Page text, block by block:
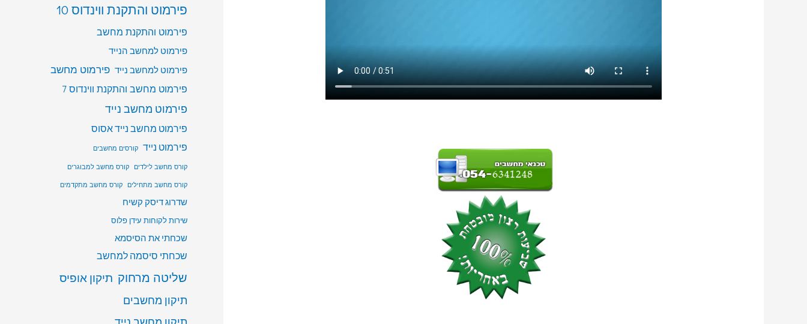
פירמוט והתקנת ווינדוס 10
פירמוט והתקנת מחשב
פירמוט למחשב הנייד
פירמוט למחשב נייד פירמוט מחשב
פירמוט מחשב והתקנת ווינדוס 7
פירמוט מחשב נייד
פירמוט מחשב נייד אסוס
פירמוט נייד קורסים מחשבים
קורס מחשב לילדים קורס מחשב למבוגרים
קורס מחשב מתחילים קורס מחשב מתקדמים
שדרוג דיסק קשיח
שירות לקוחות עידן פלוס
שכחתי את הסיסמא
שכחתי סיסמה למחשב
שליטה מרחוק תיקון אופיס
תיקון מחשבים